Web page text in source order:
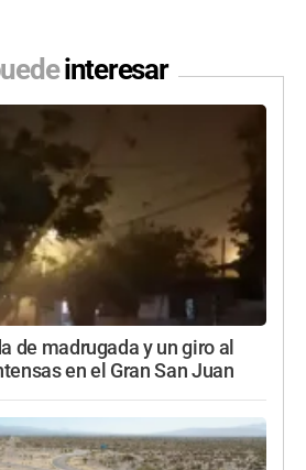
interesar
de madrugada y un giro al
en el Gran San Juan